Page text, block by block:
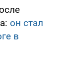
он стал
в